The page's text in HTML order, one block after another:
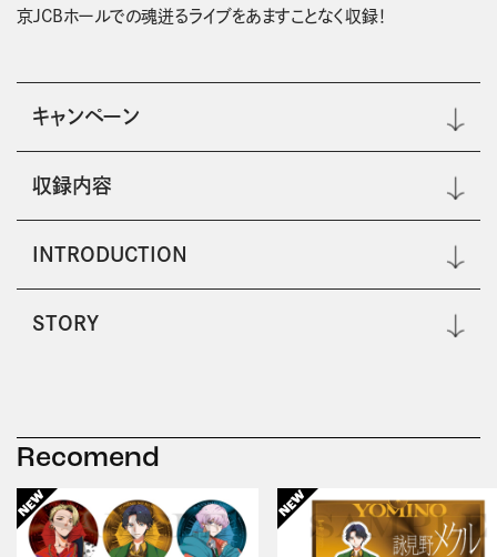
京JCBホールでの魂迸るライブをあますことなく収録！
キャンペーン
収録内容
INTRODUCTION
STORY
Recomend